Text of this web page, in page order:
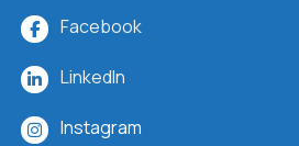
Facebook
LinkedIn
Instagram